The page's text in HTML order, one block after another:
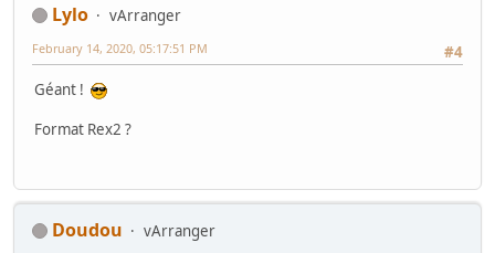
Lylo
vArranger
#4
February 14, 2020, 05:17:51 PM
Géant !
Format Rex2 ?
Doudou
vArranger